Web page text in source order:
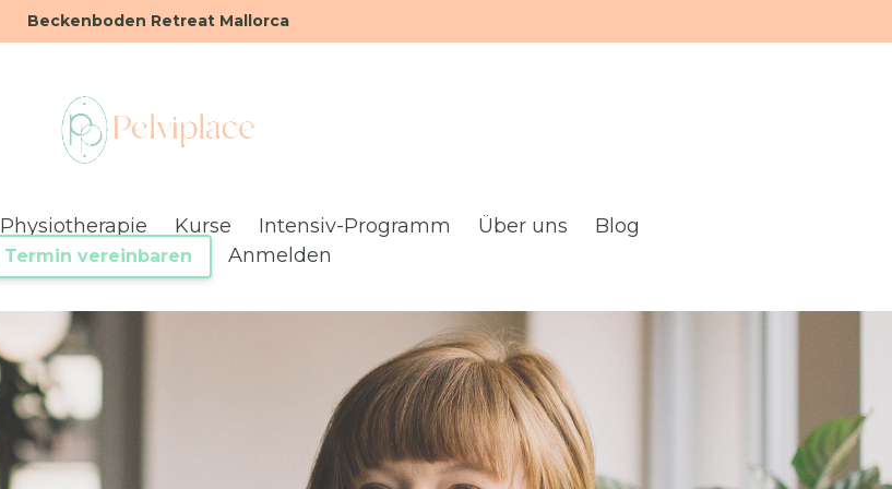
Beckenboden Retreat Mallorca
Physiotherapie Kurse Intensiv-Programm Über uns Blog
Termin vereinbaren Anmelden